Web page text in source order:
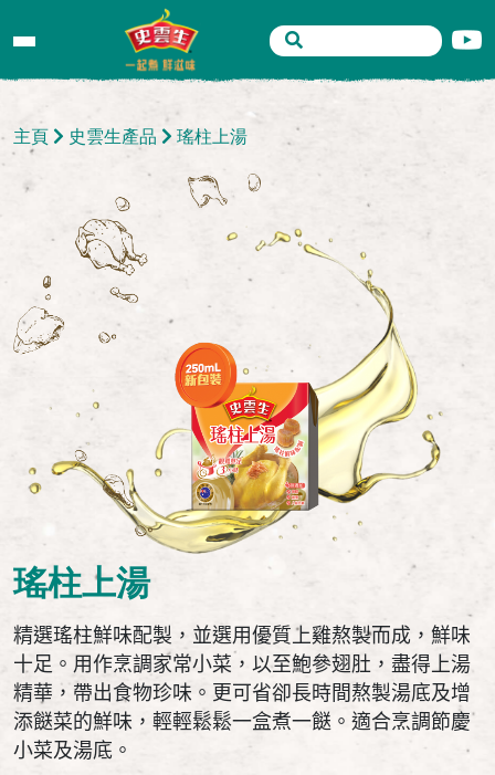
主頁 史雲生產品 瑤柱上湯
瑤柱上湯
精選瑤柱鮮味配製，並選用優質上雞熬製而成，鮮味
十足。用作烹調家常小菜，以至鮑參翅肚，盡得上湯
精華，帶出食物珍味。更可省卻長時間熬製湯底及增
添餸菜的鮮味，輕輕鬆鬆一盒煮一餸。適合烹調節慶
小菜及湯底。